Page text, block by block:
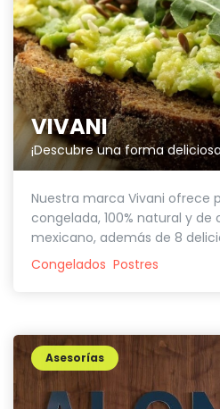
VIVANI
Nuestra marca Vivani ofrece
congelada, 100% natural y de
mexicano, además de 8
Congelados Postres
Asesorías